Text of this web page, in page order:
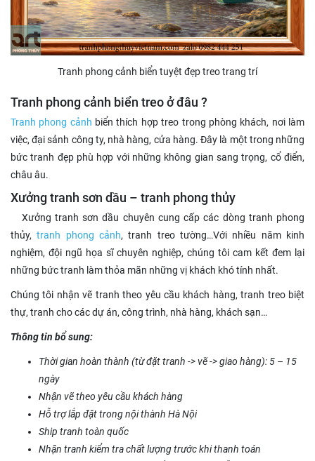
Tranh phong cảnh biển tuyệt đẹp treo trang trí
Tranh phong cảnh biển treo ở đâu ?
Tranh phong cảnh biển thích hợp treo trong phòng khách, nơi làm
việc, đại sảnh công ty, nhà hàng, cửa hàng. Đây là một trong những
bức tranh đẹp phù hợp với những không gian sang trọng, cổ điển,
châu âu.
Xưởng tranh sơn dầu – tranh phong thủy
Xưởng tranh sơn dầu chuyên cung cấp các dòng tranh phong
thủy,tranh phong cảnh, tranh treo tường…Với nhiều năm kinh
nghiệm, đội ngũ họa sĩ chuyên nghiệp, chúng tôi cam kết đem lại
những bức tranh làm thỏa mãn những vị khách khó tính nhất.
Chúng tôi nhận vẽ tranh theo yêu cầu khách hàng, tranh treo biệt
thự, tranh cho các dự án, công trình, nhà hàng, khách sạn…
Thông tin bổ sung:
Thời gian hoàn thành (từ đặt tranh -> vẽ -> giao hàng): 5 – 15
ngày
Nhận vẽ theo yêu cầu khách hàng
Hỗ trợ lắp đặt trong nội thành Hà Nội
Ship tranh toàn quốc
Nhận tranh kiểm tra chất lượng trước khi thanh toán